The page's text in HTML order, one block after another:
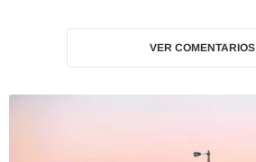
VER COMENTARIOS